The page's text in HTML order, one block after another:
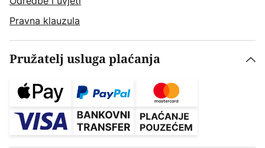
Pravna klauzula
Pružatelj usluga plaćanja